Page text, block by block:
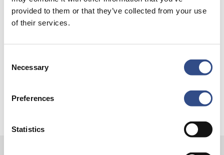
provided to them or that they’ve collected from your use
of their services.
Selection
Necessary
Preferences
Statistics
Nieuwe AI-primeur voor Maastricht Aachen Airport:
intelligent exoskelet ondersteunt vrachtafhandeling
Je kunt je nu aanmelden voor onze Burendag 2026!